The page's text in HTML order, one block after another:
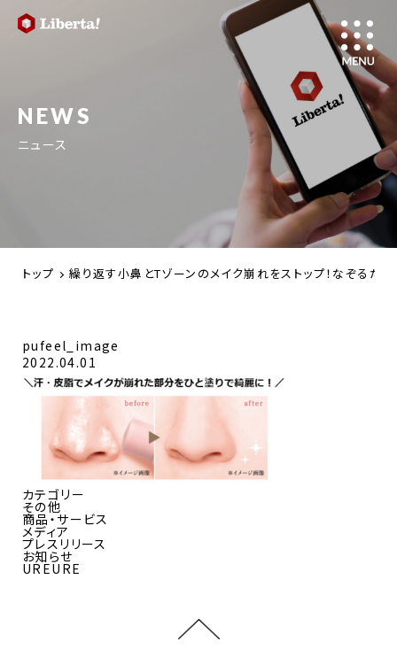
NEWS
ニュース
トップ 繰り返す小鼻とTゾーンのメイク崩れをストップ！なぞる
pufeel_image
2022.04.01
カテゴリー
その他
商品・サービス
メディア
プレスリリース
お知らせ
UREURE